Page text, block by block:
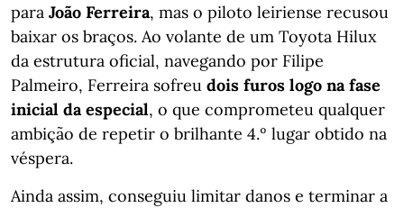
para João Ferreira, mas o piloto leiriense recusou
baixar os braços. Ao volante de um Toyota Hilux
da estrutura oficial, navegando por Filipe
Palmeiro, Ferreira sofreu dois furos logo na fase
inicial da especial, o que comprometeu qualquer
ambição de repetir o brilhante 4.º lugar obtido na
véspera.
Ainda assim, conseguiu limitar danos e terminar a